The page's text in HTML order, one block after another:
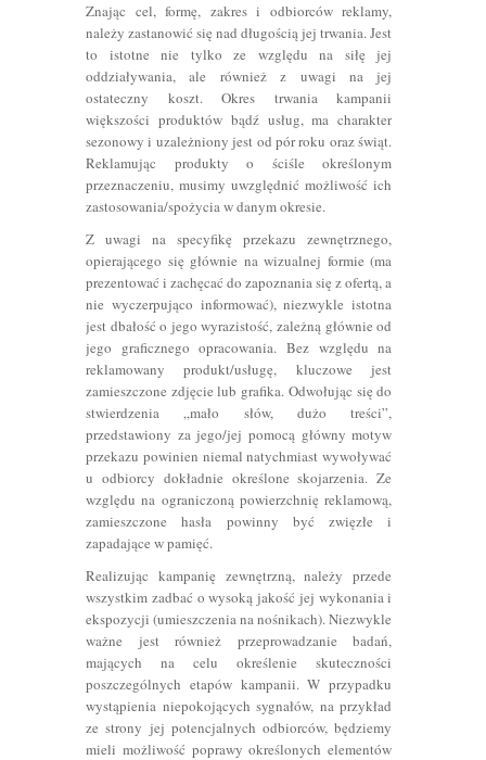
Znając cel, formę, zakres i odbiorców reklamy,
należy zastanowić się nad długością jej trwania. Jest
to istotne nie tylko ze względu na siłę jej
oddziaływania, ale również z uwagi na jej
ostateczny koszt. Okres trwania kampanii
większości produktów bądź usług, ma charakter
sezonowy i uzależniony jest od pór roku oraz świąt.
Reklamując produkty o ściśle określonym
przeznaczeniu, musimy uwzględnić możliwość ich
zastosowania/spożycia w danym okresie.
Z uwagi na specyfikę przekazu zewnętrznego,
opierającego się głównie na wizualnej formie (ma
prezentować i zachęcać do zapoznania się z ofertą, a
nie wyczerpująco informować), niezwykle istotna
jest dbałość o jego wyrazistość, zależną głównie od
jego graficznego opracowania. Bez względu na
reklamowany produkt/usługę, kluczowe jest
zamieszczone zdjęcie lub grafika. Odwołując się do
stwierdzenia „mało słów, dużo treści”,
przedstawiony za jego/jej pomocą główny motyw
przekazu powinien niemal natychmiast wywoływać
u odbiorcy dokładnie określone skojarzenia. Ze
względu na ograniczoną powierzchnię reklamową,
zamieszczone hasła powinny być zwięzłe i
zapadające w pamięć.
Realizując kampanię zewnętrzną, należy przede
wszystkim zadbać o wysoką jakość jej wykonania i
ekspozycji (umieszczenia na nośnikach). Niezwykle
ważne jest również przeprowadzanie badań,
mających na celu określenie skuteczności
poszczególnych etapów kampanii. W przypadku
wystąpienia niepokojących sygnałów, na przykład
ze strony jej potencjalnych odbiorców, będziemy
mieli możliwość poprawy określonych elementów